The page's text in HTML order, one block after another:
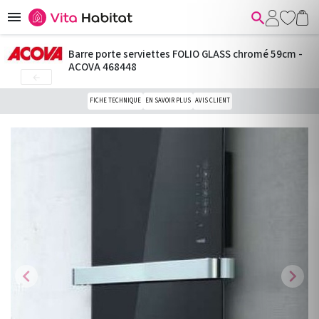
 
chevron_left chevron_right
Barre porte serviettes FOLIO GLASS chromé 59cm -
ACOVA 468448
FICHE TECHNIQUE EN SAVOIR PLUS AVIS CLIENT